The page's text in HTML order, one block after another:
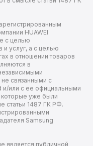
HUAWEI
с целью
и услуг, а с целью
в отношении товаров
в
связанными с
и/или с ее официальными
которые уже были
статьи 1487 ГК РФ.
Samsung
является публичной